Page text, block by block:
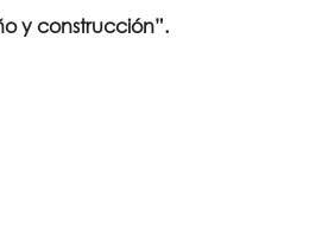
y construcción”.